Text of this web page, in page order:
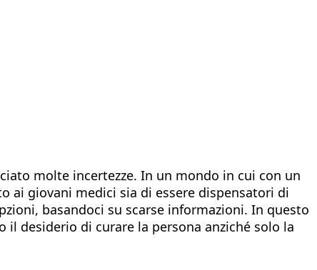
molte incertezze. In un mondo in cui con un
ai giovani medici sia di essere dispensatori di
basandoci su scarse informazioni. In questo
il desiderio di curare la persona anziché solo la